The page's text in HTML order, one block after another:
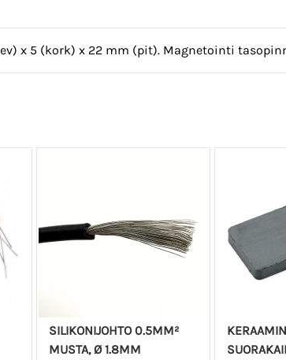
x 5 (kork) x 22 mm (pit). Magnetointi
SILIKONIJOHTO 0.5MM²
MUSTA, Ø 1.8MM